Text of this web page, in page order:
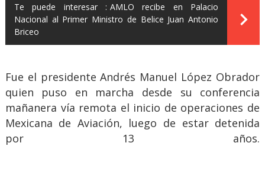
Te puede interesar : AMLO recibe en Palacio
Nacional al Primer Ministro de Belice Juan Antonio
Briceo
Fue el presidente Andrés Manuel López Obrador
quien puso en marcha desde su conferencia
mañanera vía remota el inicio de operaciones de
Mexicana de Aviación, luego de estar detenida
por 13 años.